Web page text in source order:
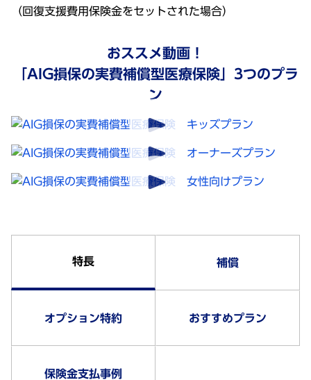
（回復支援費用保険金をセットされた場合）
おススメ動画！
「AIG損保の実費補償型医療保険」3つのプラ
ン
特長 補償
オプション特約 おすすめプラン
保険金支払事例